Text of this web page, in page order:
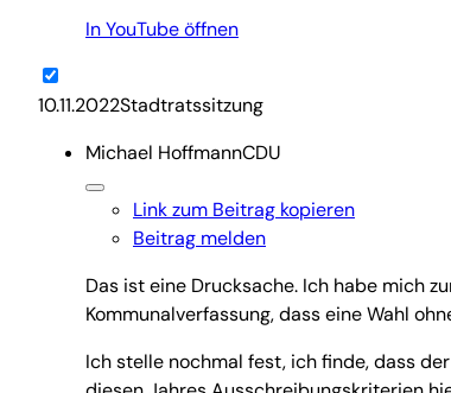
In YouTube öffnen
10.11.2022Stadtratssitzung
Michael HoffmannCDU
Link zum Beitrag kopieren
Beitrag melden
Das ist eine Drucksache. Ich habe mich
Kommunalverfassung, dass eine Wahl
Ich stelle nochmal fest, ich finde, dass